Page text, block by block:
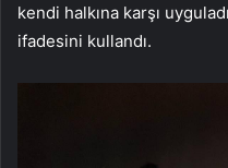
kendi halkına karşı
ifadesini kullandı.